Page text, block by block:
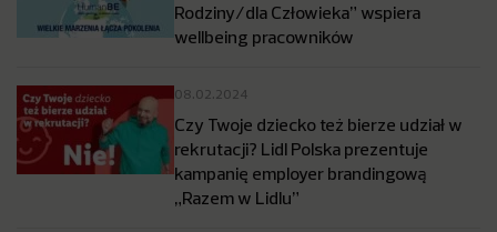
Rodziny/dla Człowieka” wspiera
wellbeing pracowników
08.02.2024
Czy Twoje dziecko też bierze udział w
rekrutacji? Lidl Polska prezentuje
kampanię employer brandingową
„Razem w Lidlu”